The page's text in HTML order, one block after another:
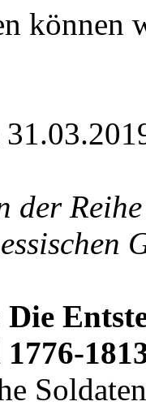
können
der
Die